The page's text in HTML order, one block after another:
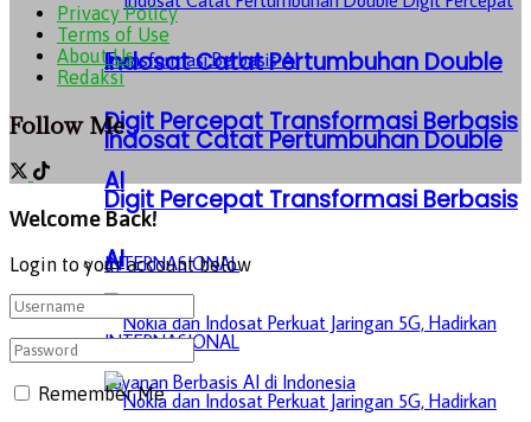
Indosat Catat Pertumbuhan Double
Digit Percepat Transformasi Berbasis
AI
INTERNASIONAL
Indosat Catat Pertumbuhan Double
Digit Percepat Transformasi Berbasis
AI
INTERNASIONAL
Privacy Policy
Terms of Use
About Us
Redaksi
Follow Me
Welcome Back!
Login to your account below
Remember Me